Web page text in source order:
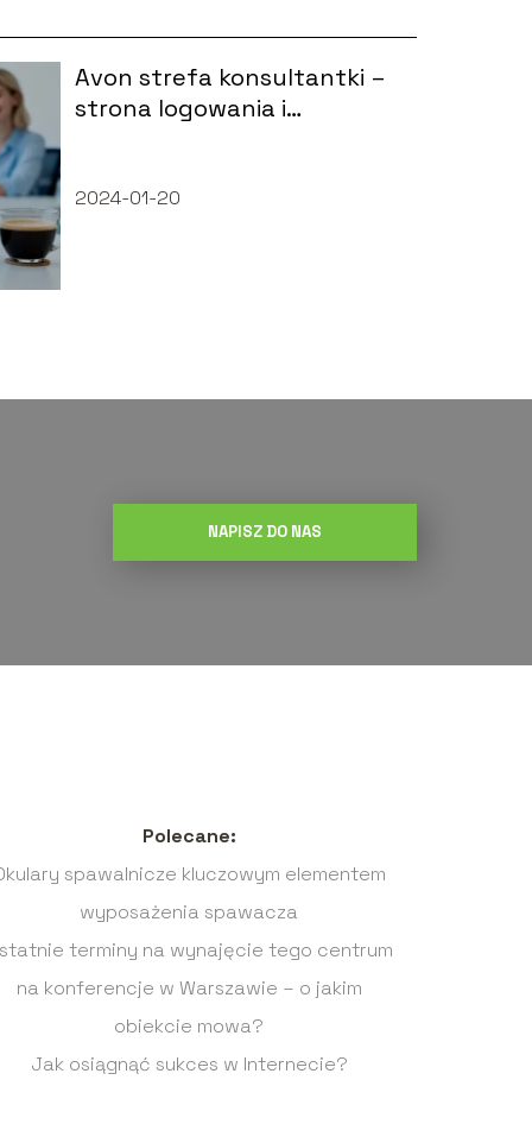
Avon strefa konsultantki –
strona logowania i
2024-01-20
NAPISZ DO NAS
Polecane:
spawalnicze kluczowym elementem
wyposażenia spawacza
terminy na wynajęcie tego centrum
na konferencje w Warszawie – o jakim
obiekcie mowa?
Jak osiągnąć sukces w Internecie?